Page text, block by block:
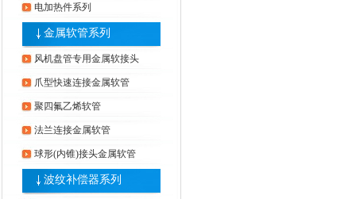
电加热件系列
金属软管系列
风机盘管专用金属软接头
爪型快速连接金属软管
聚四氟乙烯软管
法兰连接金属软管
球形(内锥)接头金属软管
波纹补偿器系列